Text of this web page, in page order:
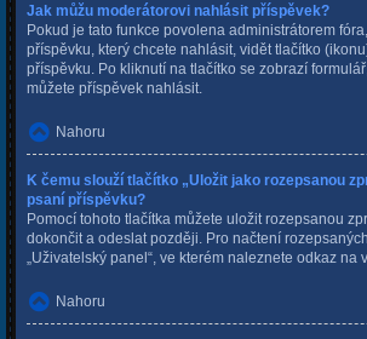
Jak můžu moderátorovi nahlásit příspěvek?
Pokud je tato funkce povolena administrátorem
příspěvku, který chcete nahlásit, vidět tlačítko
příspěvku. Po kliknutí na tlačítko se zobrazí
můžete příspěvek nahlásit.
Nahoru
K čemu slouží tlačítko „Uložit jako rozepsanou
psaní příspěvku?
Pomocí tohoto tlačítka můžete uložit rozepsanou
dokončit a odeslat později. Pro načtení
„Uživatelský panel“, ve kterém naleznete odkaz na
Nahoru